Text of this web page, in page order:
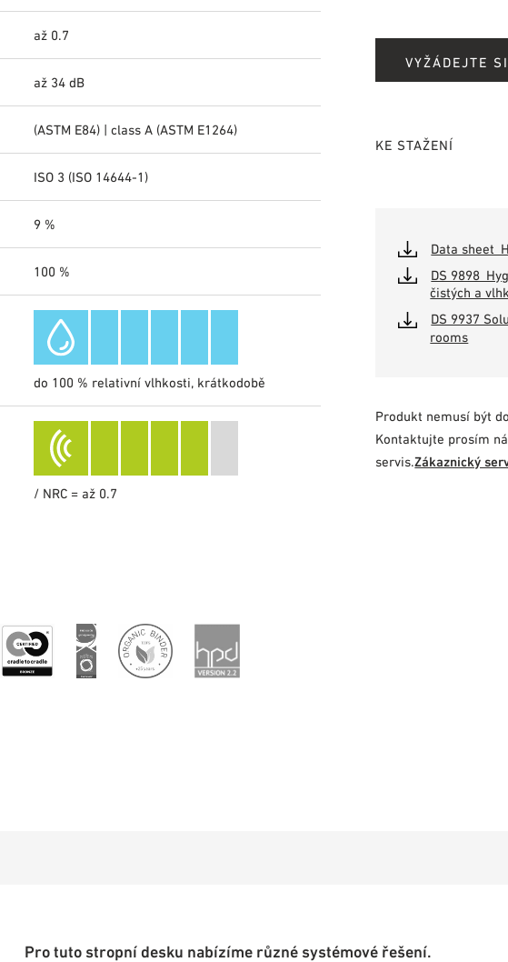
až 0.7
až 34 dB
(ASTM E84) | class A (ASTM E1264)
ISO 3 (ISO 14644-1)
9 %
100 %
do 100 % relativní vlhkosti, krátkodobě
/ NRC = až 0.7
VYŽÁDEJTE
KE STAŽENÍ
Data
DS
čistých a
DS 9937
rooms
Produkt nemusí být
Kontaktujte prosím
servis.Zákaznický
Pro tuto stropní desku nabízíme různé systémové řešení.